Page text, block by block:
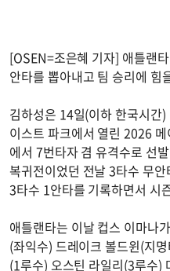
[OSEN=조은혜 기자] 애틀랜
안타를 뽑아내고 팀 승리에 힘
김하성은 14일(이하 한국시간
이스트 파크에서 열린 2026
에서 7번타자 겸 유격수로 선
복귀전이었던 전날 3타수 무
3타수 1안타를 기록하면서 시
애틀랜타는 이날 컵스 이마나
(좌익수) 드레이크 볼드윈(지
(1루수) 오스틴 라일리(3루수)